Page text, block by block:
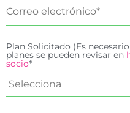
Plan Solicitado (Es
planes se pueden revisar en
socio*